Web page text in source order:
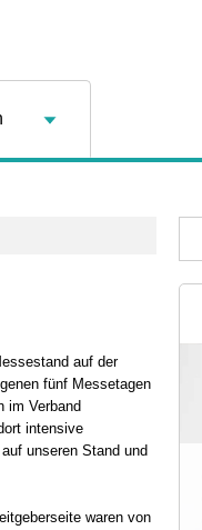
auf der
fünf Messetagen
im Verband
intensive
unseren Stand und
waren von